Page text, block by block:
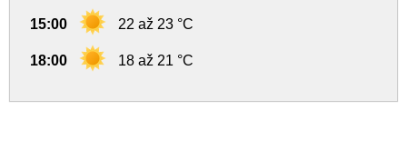
15:00 22 až 23 °C
18:00 18 až 21 °C